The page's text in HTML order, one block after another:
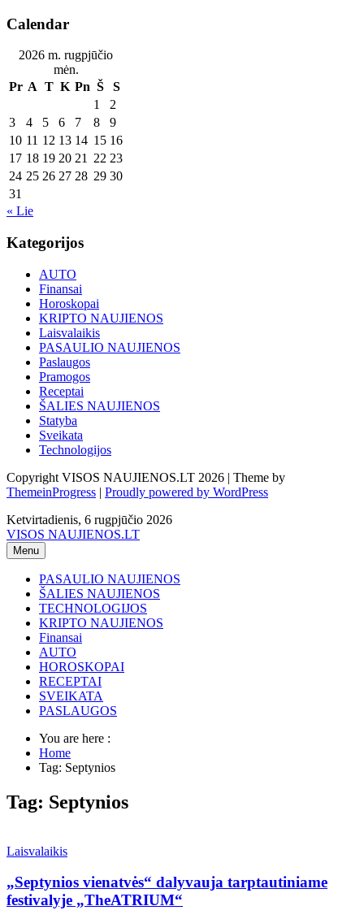
Calendar
2026 m. rugpjūčio
mėn.
Pr A T K Pn Š
S
1
2
3
4 5 6 7 8
9
10 11 12 13 14 15 16
17 18 19 20 21 22 23
24 25 26 27 28 29 30
31
« Lie
Kategorijos
AUTO
Finansai
Horoskopai
KRIPTO NAUJIENOS
Laisvalaikis
PASAULIO NAUJIENOS
Paslaugos
Pramogos
Receptai
ŠALIES NAUJIENOS
Statyba
Sveikata
Technologijos
Copyright VISOS NAUJIENOS.LT 2026 | Theme by
ThemeinProgress | Proudly powered by WordPress
Ketvirtadienis, 6 rugpjūčio 2026
VISOS NAUJIENOS.LT
Menu
PASAULIO NAUJIENOS
ŠALIES NAUJIENOS
TECHNOLOGIJOS
KRIPTO NAUJIENOS
Finansai
AUTO
HOROSKOPAI
RECEPTAI
SVEIKATA
PASLAUGOS
You are here :
Home
Tag: Septynios
Tag: Septynios
Laisvalaikis
„Septynios vienatvės“ dalyvauja tarptautiniame
festivalyje „TheATRIUM“